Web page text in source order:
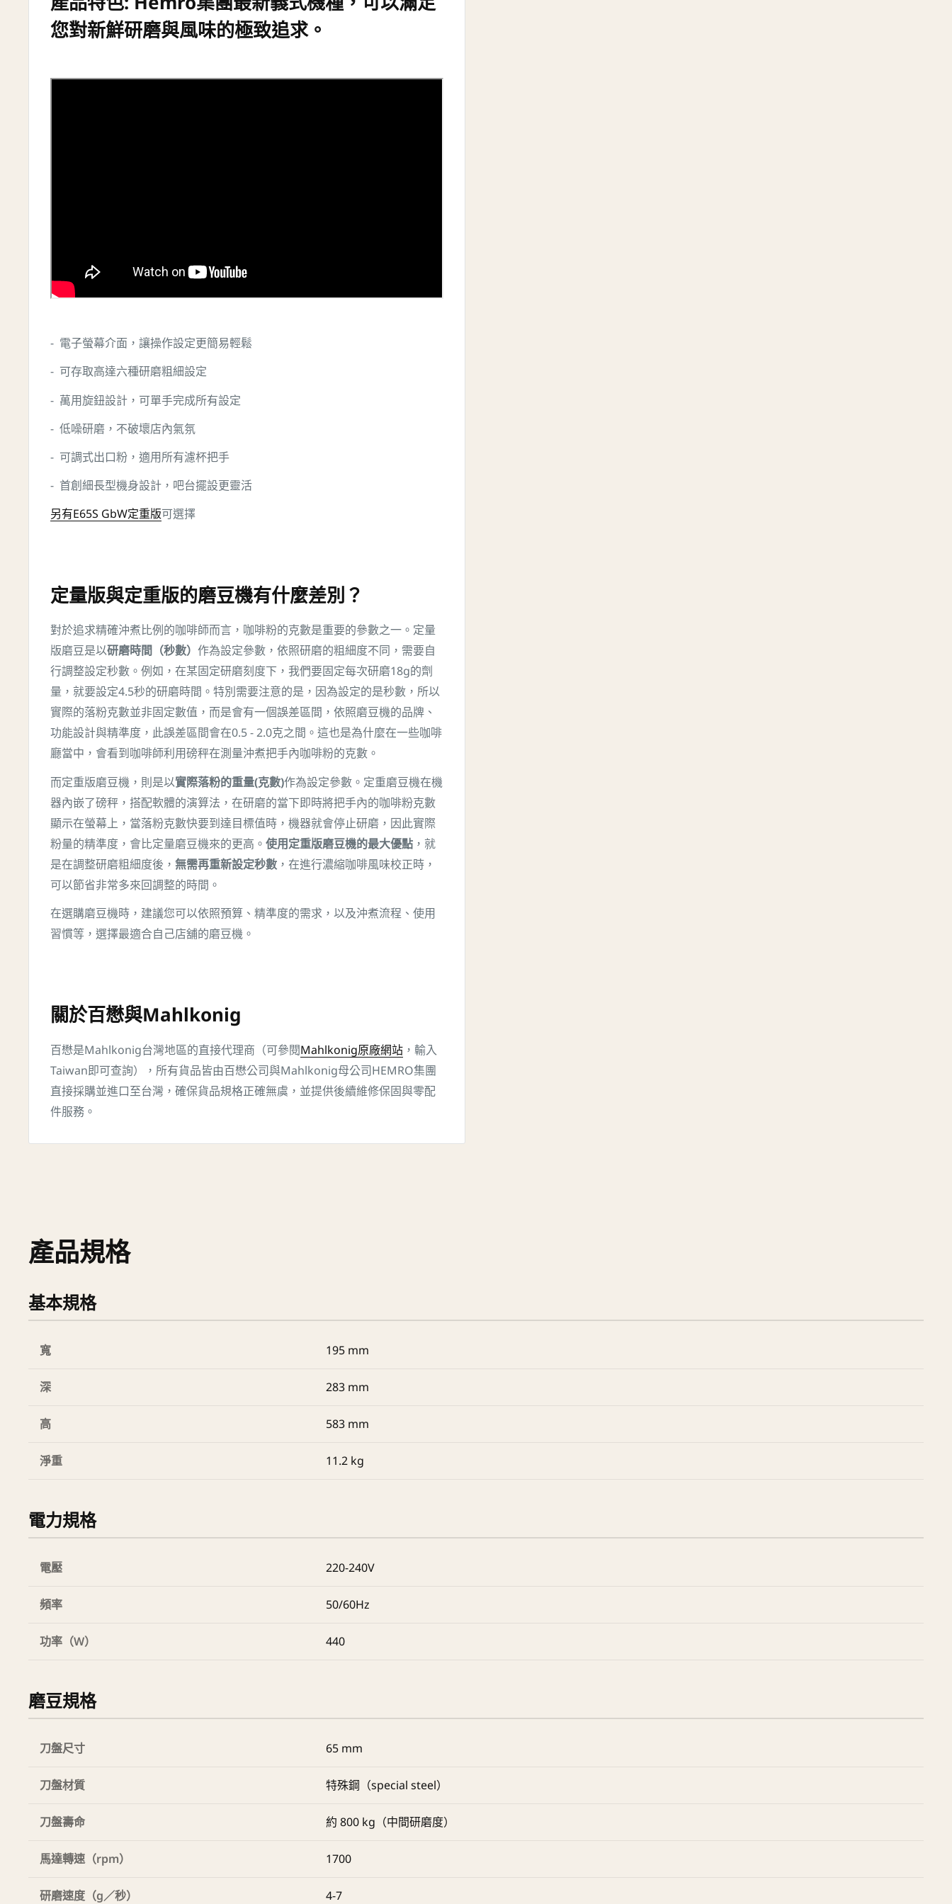
您對新鮮研磨與風味的極致追求。
- 電子螢幕介面，讓操作設定更簡易輕鬆
- 可存取高達六種研磨粗細設定
- 萬用旋鈕設計，可單手完成所有設定
- 低噪研磨，不破壞店內氣氛
- 可調式出口粉，適用所有濾杯把手
- 首創細長型機身設計，吧台擺設更靈活
另有E65S GbW定重版可選擇
定量版與定重版的磨豆機有什麼差別？
對於追求精確沖煮比例的咖啡師而言，咖啡粉的克數是重要的參數之一。 定量
版磨豆是以研磨時間（秒數） 作為設定參數，依照研磨的粗細度不同，需要自
行調整設定秒數。例如，在某固定研磨刻度下，我們要固定每次研磨18g的劑
量，就要設定4.5秒的研磨時間。特別需要注意的是，因為設定的是秒數，所以
實際的落粉克數並非固定數值，而是會有一個誤差區間，依照磨豆機的品牌、
功能設計與精準度，此誤差區間會在0.5 - 2.0克之間。這也是為什麼在一些咖啡
廳當中，會看到咖啡師利用磅秤在測量沖煮把手內咖啡粉的克數。
而定重版磨豆機，則是以實際落粉的重量(克數)作為設定參數 。定重磨豆機在機
器內嵌了磅秤，搭配軟體的演算法，在研磨的當下即時將把手內的咖啡粉克數
顯示在螢幕上，當落粉克數快要到達目標值時，機器就會停止研磨，因此實際
粉量的精準度，會比定量磨豆機來的更高。 使用定重版磨豆機的最大優點 ，就
是在調整研磨粗細度後， 無需再重新設定秒數 ，在進行濃縮咖啡風味校正時，
可以節省非常多來回調整的時間。
在選購磨豆機時，建議您可以依照預算、精準度的需求，以及沖煮流程、使用
習慣等，選擇最適合自己店舖的磨豆機。
關於百懋與Mahlkonig
百懋是Mahlkonig台灣地區的直接代理商（可參閱Mahlkonig原廠網站 ，輸入
Taiwan即可查詢），所有貨品皆由百懋公司與Mahlkonig母公司HEMRO集團
直接採購並進口至台灣，確保貨品規格正確無虞，並提供後續維修保固與零配
件服務。
產品規格
基本規格
寬 195 mm
深 283 mm
高 583 mm
淨重 11.2 kg
電力規格
電壓 220-240V
頻率 50/60Hz
功率（W） 440
磨豆規格
刀盤尺寸 65 mm
刀盤材質 特殊鋼（special steel）
刀盤壽命 約 800 kg（中間研磨度）
馬達轉速（rpm） 1700
研磨速度（g／秒） 4-7